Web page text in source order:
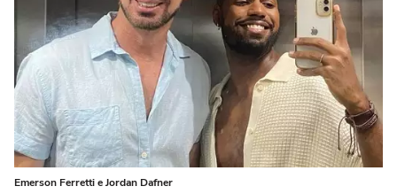
Emerson Ferretti e Jordan Dafner